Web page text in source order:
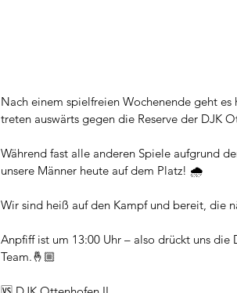
Nach einem spielfreien Wochenende geht
treten auswärts gegen die Reserve der DJK
Während fast alle anderen Spiele aufgrund
unsere Männer heute auf dem Platz! 🌧️
Wir sind heiß auf den Kampf und bereit, die
Anpfiff ist um 13:00 Uhr – also drückt uns
Team.🤞🏼